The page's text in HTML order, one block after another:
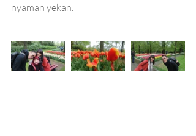
nyaman yekan.